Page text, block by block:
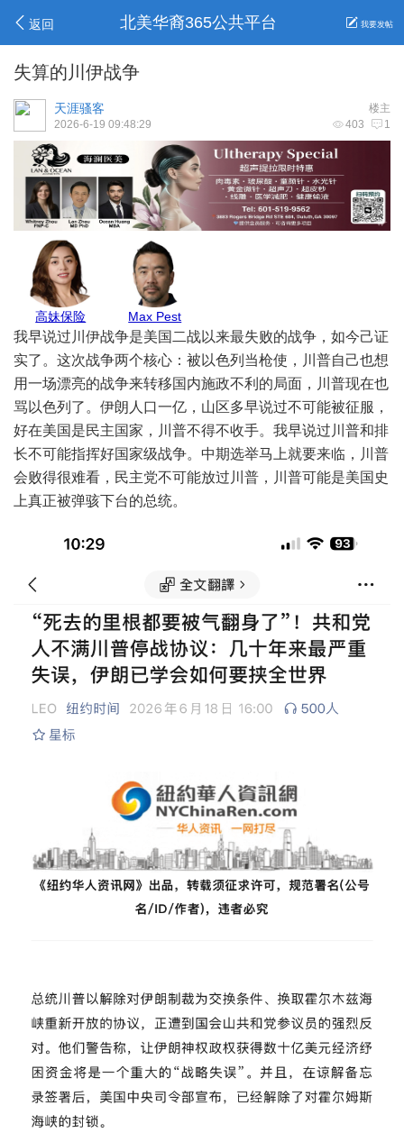
返回 北美华裔365公共平台 我要发帖
失算的川伊战争
楼主
天涯骚客
403 1
2026-6-19 09:48:29
亚城商家 GJ保险
我早说过川伊战争是美国二战以来最失败的战争，如今己证
实了。这次战争两个核心：被以色列当枪使，川普自己也想
用一场漂亮的战争来转移国内施政不利的局面，川普现在也
骂以色列了。伊朗人口一亿，山区多早说过不可能被征服，
好在美国是民主国家，川普不得不收手。我早说过川普和排
长不可能指挥好国家级战争。中期选举马上就要来临，川普
会败得很难看，民主党不可能放过川普，川普可能是美国史
上真正被弹骇下台的总统。